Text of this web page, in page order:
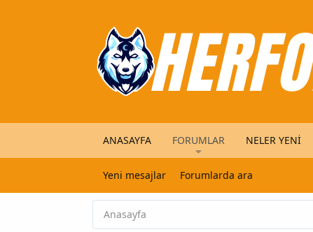
ANASAYFA FORUMLAR NELER YENI
Yeni mesajlar Forumlarda ara
Anasayfa